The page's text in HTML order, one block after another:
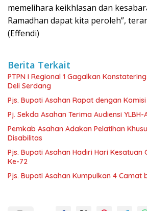
memelihara keikhlasan dan
Ramadhan dapat kita peroleh”,
(Effendi)
Berita Terkait
PTPN I Regional 1 Gagalkan
Deli Serdang
Pjs. Bupati Asahan Rapat dengan
Pj. Sekda Asahan Terima Audiensi YLBH-
Pemkab Asahan Adakan Pelatihan
Disabilitas
Pjs. Bupati Asahan Hadiri Hari Kesatuan
Ke-72
Pjs. Bupati Asahan Kumpulkan 4 Camat